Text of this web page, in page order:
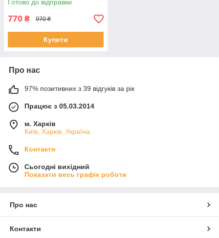
Готово до відправки
770 ₴ 970 ₴
Купити
Про нас
97% позитивних з 39 відгуків за рік
Працює з 05.03.2014
м. Харків
Київ, Харків, Україна
Контакти
Сьогодні вихідний
Показати весь графік роботи
Про нас
Контакти